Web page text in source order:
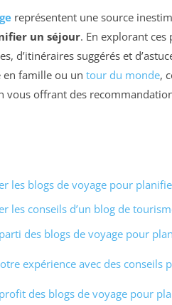
représentent une source
un séjour. En explorant
d’itinéraires suggérés et
en famille ou un tour du monde,
vous offrant des
les blogs de voyage pour
les conseils d’un blog de
des blogs de voyage pour
expérience avec des conseils
des blogs de voyage pour